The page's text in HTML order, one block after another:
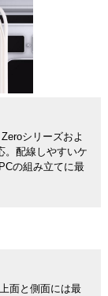
シリーズおよ
。配線しやすいケ
の組み立てに最
面と側面には最